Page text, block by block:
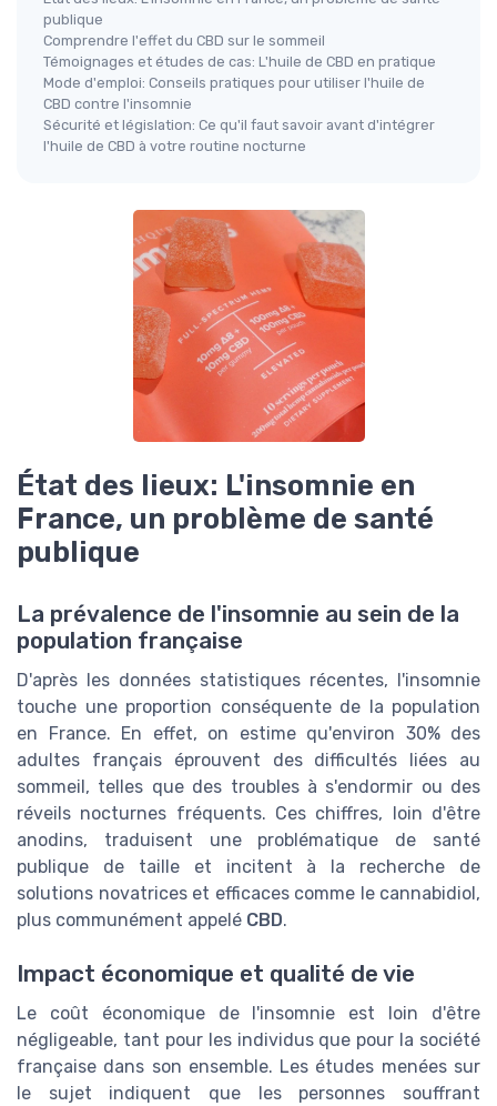
publique
Comprendre l'effet du CBD sur le sommeil
Témoignages et études de cas: L'huile de CBD en pratique
Mode d'emploi: Conseils pratiques pour utiliser l'huile de
CBD contre l'insomnie
Sécurité et législation: Ce qu'il faut savoir avant d'intégrer
l'huile de CBD à votre routine nocturne
État des lieux: L'insomnie en
France, un problème de santé
publique
La prévalence de l'insomnie au sein de la
population française
D'après les données statistiques récentes, l'insomnie
touche une proportion conséquente de la population
en France. En effet, on estime qu'environ 30% des
adultes français éprouvent des difficultés liées au
sommeil, telles que des troubles à s'endormir ou des
réveils nocturnes fréquents. Ces chiffres, loin d'être
anodins, traduisent une problématique de santé
publique de taille et incitent à la recherche de
solutions novatrices et efficaces comme le cannabidiol,
plus communément appelé CBD.
Impact économique et qualité de vie
Le coût économique de l'insomnie est loin d'être
négligeable, tant pour les individus que pour la société
française dans son ensemble. Les études menées sur
le sujet indiquent que les personnes souffrant